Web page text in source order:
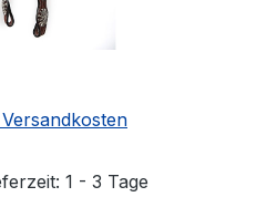
1 - 3 Tage